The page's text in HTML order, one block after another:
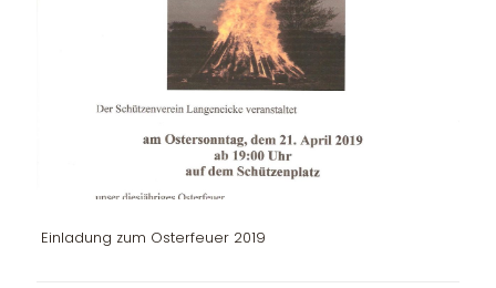
Einladung zum Osterfeuer 2019